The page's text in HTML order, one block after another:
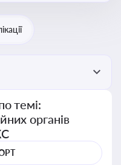
темі:
органів